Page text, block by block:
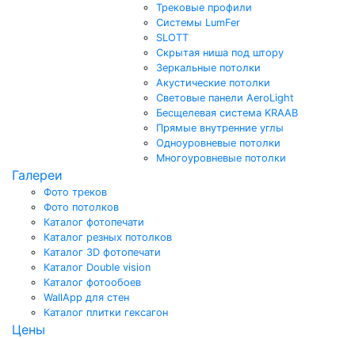
Трековые профили
Системы LumFer
SLOTT
Скрытая ниша под штору
Зеркальные потолки
Акустические потолки
Световые панели AeroLight
Бесщелевая система KRAAB
Прямые внутренние углы
Одноуровневые потолки
Многоуровневые потолки
Галереи
Фото треков
Фото потолков
Каталог фотопечати
Каталог резных потолков
Каталог 3D фотопечати
Каталог Double vision
Каталог фотообоев
WallApp для стен
Каталог плитки гексагон
Цены